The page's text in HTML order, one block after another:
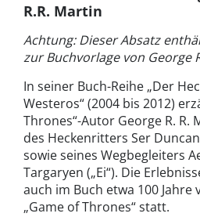
R.R. Martin
Achtung: Dieser Absatz
zur Buchvorlage von George
In seiner Buch-Reihe „Der
Westeros“ (2004 bis 2012)
Thrones“-Autor George R. R.
des Heckenritters Ser
sowie seines Wegbegleiters
Targaryen („Ei“). Die
auch im Buch etwa 100
„Game of Thrones“ statt.